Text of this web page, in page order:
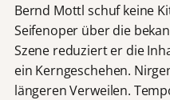
Bernd Mottl schuf keine
Seifenoper über die
Szene reduziert er die
ein Kerngeschehen.
längeren Verweilen.